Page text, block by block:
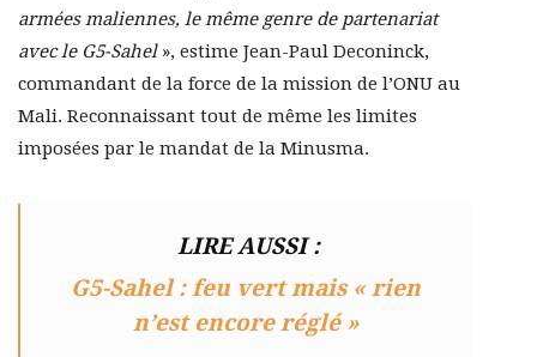
armées maliennes, le même genre de partenariat
avec le G5-Sahel », estime Jean-Paul Deconinck,
commandant de la force de la mission de l’ONU au
Mali. Reconnaissant tout de même les limites
imposées par le mandat de la Minusma.
LIRE AUSSI :
G5-Sahel : feu vert mais « rien
n’est encore réglé »